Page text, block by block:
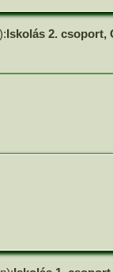
Iskolás 2. csoport,